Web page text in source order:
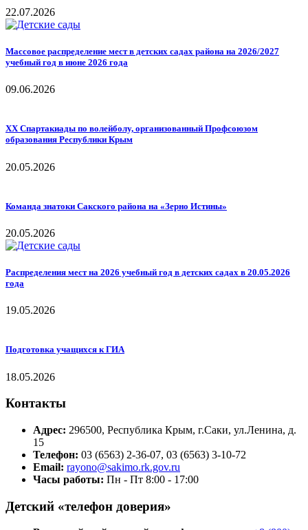
22.07.2026
Массовое распределение мест в детских садах района на 2026/2027
учебный год в июне 2026 года
09.06.2026
ХХ Спартакиады по волейболу, организованный Профсоюзом
образования Республики Крым
20.05.2026
Команда знатоки Сакского района на «Зерно Истины»
20.05.2026
Распределения мест на 2026 учебный год в детских садах в 20.05.2026
года
19.05.2026
Подготовка учащихся к ГИА
18.05.2026
Контакты
Адрес: 296500, Республика Крым, г.Саки, ул.Ленина, д.
15
Телефон: 03 (6563) 2-36-07, 03 (6563) 3-10-72
Email: rayono@sakimo.rk.gov.ru
Часы работы: Пн - Пт 8:00 - 17:00
Детский «телефон доверия»